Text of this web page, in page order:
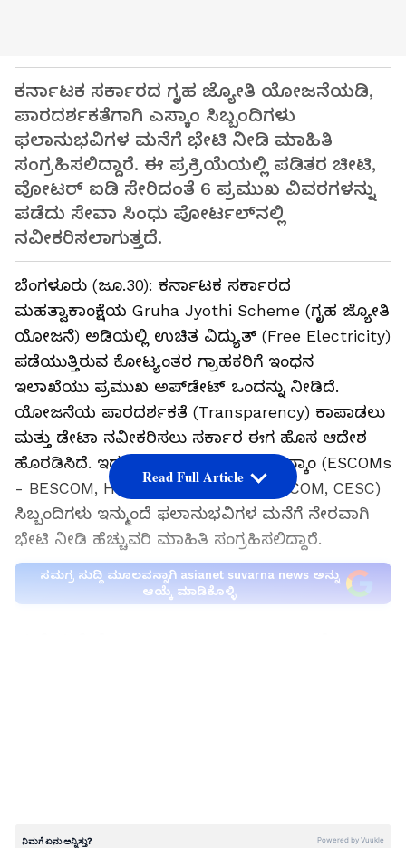
ಕರ್ನಾಟಕ ಸರ್ಕಾರದ ಗೃಹ ಜ್ಯೋತಿ ಯೋಜನೆಯಡಿ,
ಪಾರದರ್ಶಕತೆಗಾಗಿ ಎಸ್ಕಾಂ ಸಿಬ್ಬಂದಿಗಳು
ಫಲಾನುಭವಿಗಳ ಮನೆಗೆ ಭೇಟಿ ನೀಡಿ ಮಾಹಿತಿ
ಸಂಗ್ರಹಿಸಲಿದ್ದಾರೆ. ಈ ಪ್ರಕ್ರಿಯೆಯಲ್ಲಿ ಪಡಿತರ ಚೀಟಿ,
ವೋಟರ್ ಐಡಿ ಸೇರಿದಂತೆ 6 ಪ್ರಮುಖ ವಿವರಗಳನ್ನು
ಪಡೆದು ಸೇವಾ ಸಿಂಧು ಪೋರ್ಟಲ್‌ನಲ್ಲಿ
ನವೀಕರಿಸಲಾಗುತ್ತದೆ.
ಬೆಂಗಳೂರು (ಜೂ.30): ಕರ್ನಾಟಕ ಸರ್ಕಾರದ
ಮಹತ್ವಾಕಾಂಕ್ಷೆಯ Gruha Jyothi Scheme (ಗೃಹ ಜ್ಯೋತಿ
ಯೋಜನೆ) ಅಡಿಯಲ್ಲಿ ಉಚಿತ ವಿದ್ಯುತ್ (Free Electricity)
ಪಡೆಯುತ್ತಿರುವ ಕೋಟ್ಯಂತರ ಗ್ರಾಹಕರಿಗೆ ಇಂಧನ
ಇಲಾಖೆಯು ಪ್ರಮುಖ ಅಪ್‌ಡೇಟ್ ಒಂದನ್ನು ನೀಡಿದೆ.
ಯೋಜನೆಯ ಪಾರದರ್ಶಕತೆ (Transparency) ಕಾಪಾಡಲು
ಮತ್ತು ಡೇಟಾ ನವೀಕರಿಸಲು ಸರ್ಕಾರ ಈಗ ಹೊಸ ಆದೇಶ
ಹೊರಡಿಸಿದೆ. ಇದರನ್ವಯ, ರಾಜ್ಯದ ಎಲ್ಲಾ ಎಸ್ಕಾಂ (ESCOMs
- BESCOM, HESCOM, MESCOM, GESCOM, CESC)
ಸಿಬ್ಬಂದಿಗಳು ಇನ್ಮುಂದೆ ಫಲಾನುಭವಿಗಳ ಮನೆಗೆ ನೇರವಾಗಿ
ಭೇಟಿ ನೀಡಿ ಹೆಚ್ಚುವರಿ ಮಾಹಿತಿ ಸಂಗ್ರಹಿಸಲಿದ್ದಾರೆ.
ಸಮಗ್ರ ಸುದ್ದಿ ಮೂಲವನ್ನಾಗಿ asianet suvarna news ಅನ್ನು
ಆಯ್ಕೆ ಮಾಡಿಕೊಳ್ಳಿ
ಮಾರಾಟ (Property Sale/Purchase) ನಡೆದಾಗ ಆ
Read Full Article